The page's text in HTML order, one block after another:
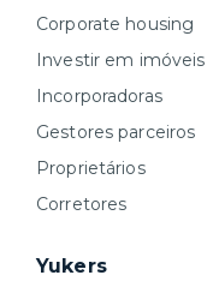
Corporate housing
Investir em imóveis
Incorporadoras
Gestores parceiros
Proprietários
Corretores
Yukers